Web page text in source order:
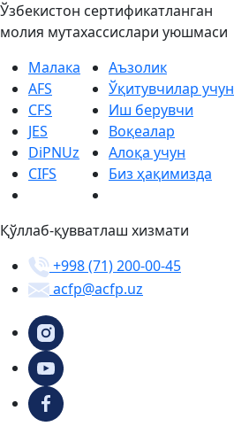
Ўзбекистон сертификатланган
молия мутахассислари уюшмаси
Малака
AFS
CFS
JES
DiPNUz
CIFS
Аъзолик
Ўқитувчилар учун
Иш берувчи
Воқеалар
Алоқа учун
Биз ҳақимизда
Қўллаб-қувватлаш хизмати
+998 (71) 200-00-45
acfp@acfp.uz